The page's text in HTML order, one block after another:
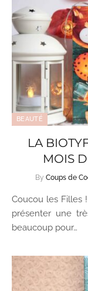
BEAUTÉ
LA
MOIS
By Coups de
Coucou les Filles
présenter une
beaucoup pour…